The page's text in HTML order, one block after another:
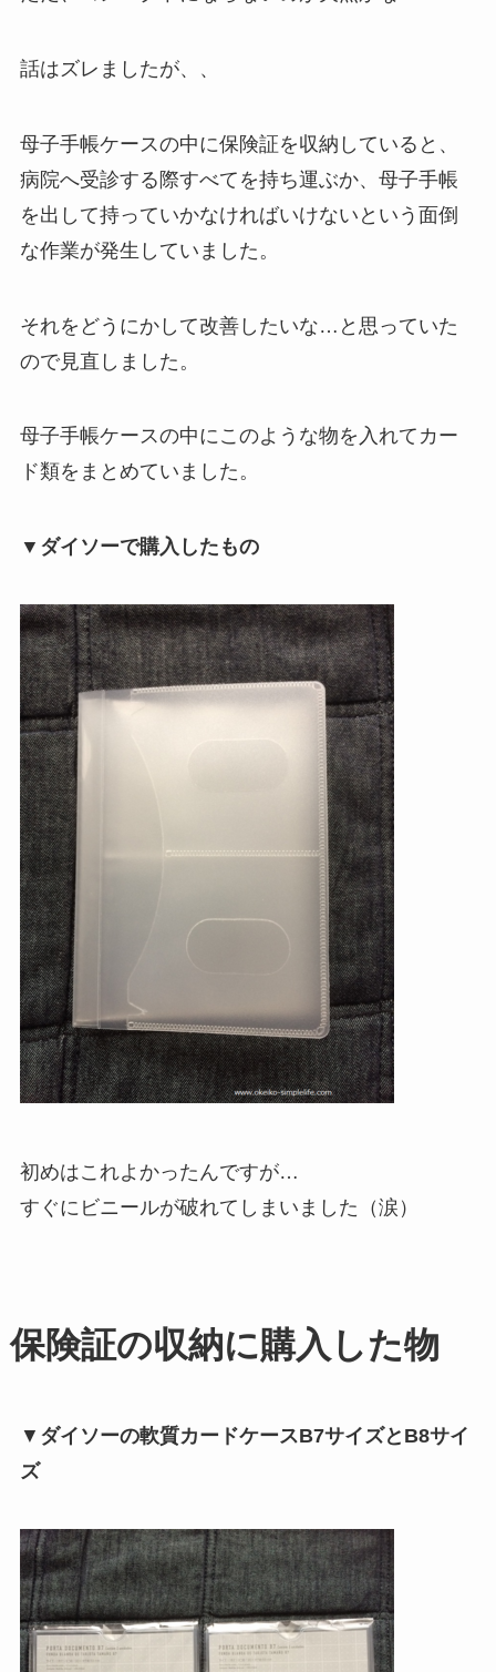
話はズレましたが、、
母子手帳ケースの中に保険証を収納していると、
病院へ受診する際すべてを持ち運ぶか、母子手帳
を出して持っていかなければいけないという面倒
な作業が発生していました。
それをどうにかして改善したいな…と思っていた
ので見直しました。
母子手帳ケースの中にこのような物を入れてカー
ド類をまとめていました。
▼ダイソーで購入したもの
初めはこれよかったんですが…
すぐにビニールが破れてしまいました（涙）
保険証の収納に購入した物
▼ ダイソーの軟質カードケースB7サイズとB8サイ
ズ